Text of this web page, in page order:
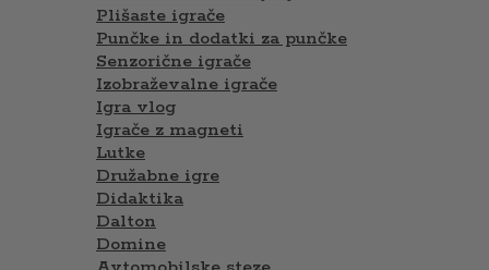
Plišaste igrače
Punčke in dodatki za punčke
Senzorične igrače
Izobraževalne igrače
Igra vlog
Igrače z magneti
Lutke
Družabne igre
Didaktika
Dalton
Domine